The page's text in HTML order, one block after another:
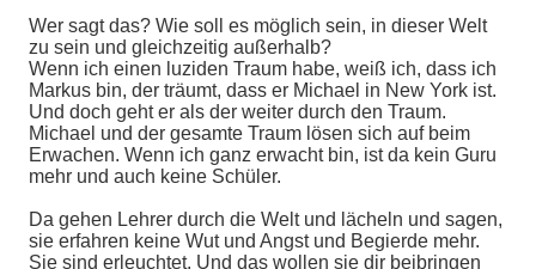
Wer sagt das? Wie soll es möglich sein, in dieser Welt
zu sein und gleichzeitig außerhalb?
Wenn ich einen luziden Traum habe, weiß ich, dass ich
Markus bin, der träumt, dass er Michael in New York ist.
Und doch geht er als der weiter durch den Traum.
Michael und der gesamte Traum lösen sich auf beim
Erwachen. Wenn ich ganz erwacht bin, ist da kein Guru
mehr und auch keine Schüler.
Da gehen Lehrer durch die Welt und lächeln und sagen,
sie erfahren keine Wut und Angst und Begierde mehr.
Sie sind erleuchtet. Und das wollen sie dir beibringen